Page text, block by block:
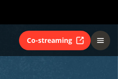
Co-streaming